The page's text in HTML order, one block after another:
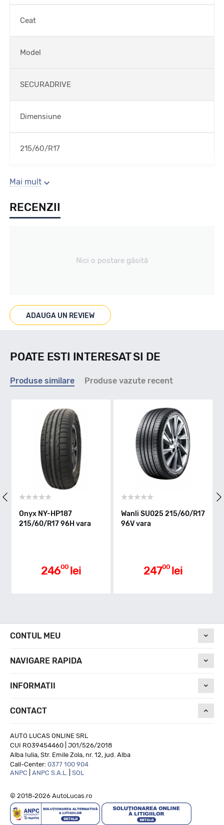
Ceat
Model
SECURADRIVE
Dimensiune
215/60/R17
Sezon
Vara
Marcaje
Indice viteza
H - max 210km/h
Indice greutate
Aderenta pe carosabil ud
Nivel de zgomot
70
Mai mult
RECENZII
Nici o postare găsită
ADAUGA UN REVIEW
POATE ESTI INTERESAT SI DE
Produse similare Produse vazute recent
NY-HP187
60/R17 96H vara
00 lei
Wanli SU025 215/60/R17
96V vara
00 lei
Leao
CONTUL MEU
NAVIGARE RAPIDA
INFORMATII
CONTACT
AUTO LUCAS ONLINE SRL
CUI RO39454460 | J01/526/2018
Alba Iulia, Str. Emile Zola, nr. 12, jud. Alba
Call-Center: 0377 100 904
ANPC
ANPC S.A.L. SOL
© 2018-2026 AutoLucas.ro